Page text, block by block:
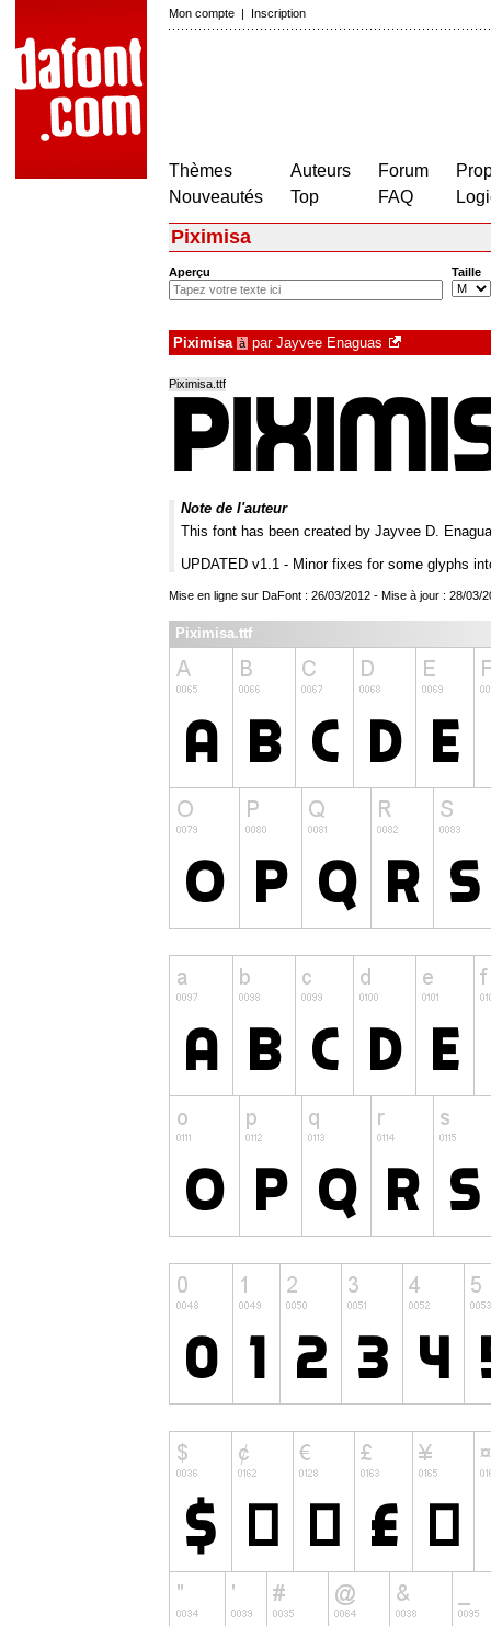
Mon compte | Inscription
Thèmes
Nouveautés
Auteurs
Top
Forum
FAQ
Piximisa
Aperçu Taille
Piximisa à par Jayvee Enaguas
Piximisa.ttf
Note de l'auteur
This font has been created by Jayvee D.
UPDATED v1.1 - Minor fixes for some glyphs
Mise en ligne sur DaFont : 26/03/2012 - Mise à jour : 28/
Piximisa.ttf